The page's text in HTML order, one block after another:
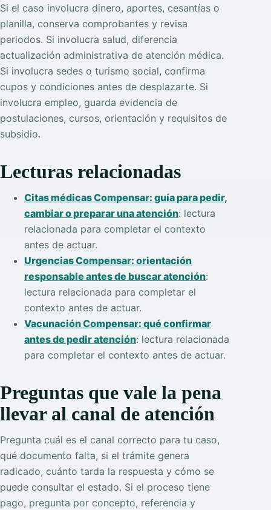
Si el caso involucra dinero, aportes, cesantías o
planilla, conserva comprobantes y revisa
periodos. Si involucra salud, diferencia
actualización administrativa de atención médica.
Si involucra sedes o turismo social, confirma
cupos y condiciones antes de desplazarte. Si
involucra empleo, guarda evidencia de
postulaciones, cursos, orientación y requisitos de
subsidio.
Lecturas relacionadas
Citas médicas Compensar: guía para pedir,
cambiar o preparar una atención: lectura
relacionada para completar el contexto
antes de actuar.
Urgencias Compensar: orientación
responsable antes de buscar atención:
lectura relacionada para completar el
contexto antes de actuar.
Vacunación Compensar: qué confirmar
antes de pedir atención: lectura relacionada
para completar el contexto antes de actuar.
Preguntas que vale la pena
llevar al canal de atención
Pregunta cuál es el canal correcto para tu caso,
qué documento falta, si el trámite genera
radicado, cuánto tarda la respuesta y cómo se
puede consultar el estado. Si el proceso tiene
pago, pregunta por concepto, referencia y